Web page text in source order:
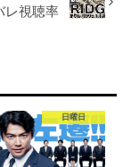
レ視聴率
日曜日